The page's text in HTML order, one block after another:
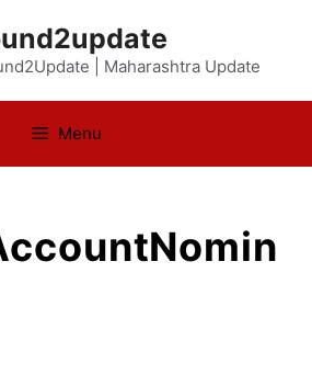
| Maharashtra Update
Menu